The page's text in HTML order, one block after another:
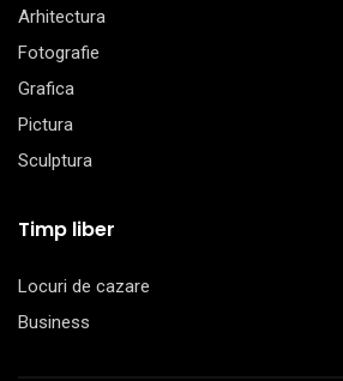
Arhitectura
Fotografie
Grafica
Pictura
Sculptura
Timp liber
Locuri de cazare
Business